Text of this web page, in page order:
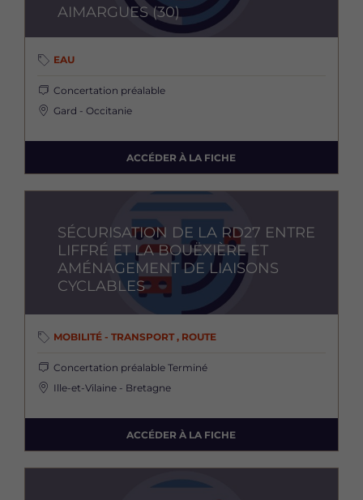
AIMARGUES (30)
EAU
Concertation préalable
Gard - Occitanie
ACCÉDER À LA FICHE
SÉCURISATION DE LA RD27 ENTRE
LIFFRÉ ET LA BOUËXIÈRE ET
AMÉNAGEMENT DE LIAISONS
CYCLABLES
MOBILITÉ - TRANSPORT , ROUTE
Concertation préalable Terminé
Ille-et-Vilaine - Bretagne
ACCÉDER À LA FICHE